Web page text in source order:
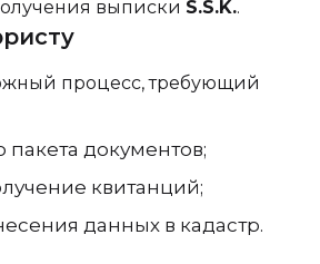
выписки S.S.K..
процесс, требующий
документов;
квитанций;
данных в кадастр.